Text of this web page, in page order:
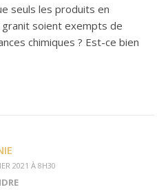
seuls les produits en
soient exempts de
chimiques ? Est-ce bien
2021 À 8H30